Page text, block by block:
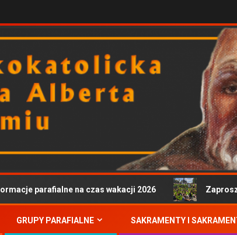
parafialne na czas wakacji 2026
GRUPY PARAFIALNE SAKRAMENTY I